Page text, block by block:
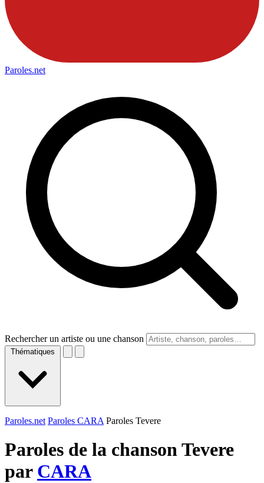
Paroles.net
Rechercher un artiste ou une chanson
Thématiques
Paroles.net Paroles CARA Paroles Tevere
Paroles de la chanson Tevere
par CARA